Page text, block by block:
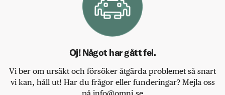
Oj! Något har gått fel.
Vi ber om ursäkt och försöker åtgärda problemet så snart
vi kan, håll ut! Har du frågor eller funderingar? Mejla oss